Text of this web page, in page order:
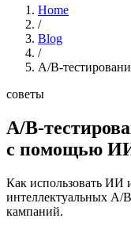
Home
/
Blog
/
A/B-
советы
A/B-
с помощью
Как использовать ИИ
интеллектуальных A/
кампаний.